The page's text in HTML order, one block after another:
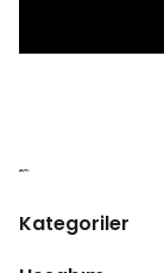
Kategoriler